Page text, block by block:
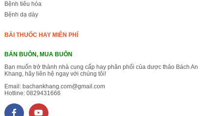
Bệnh tiêu hóa
Bệnh dạ dày
BÀI THUỐC HAY MIỄN PHÍ
BÁN BUÔN, MUA BUÔN
Bạn muốn trở thành nhà cung cấp hay phân phối của dược thảo Bách An
Khang, hãy liên hệ ngay với chúng tôi!
Email: bachankhang.com@gmail.com
Hotline: 0829431666